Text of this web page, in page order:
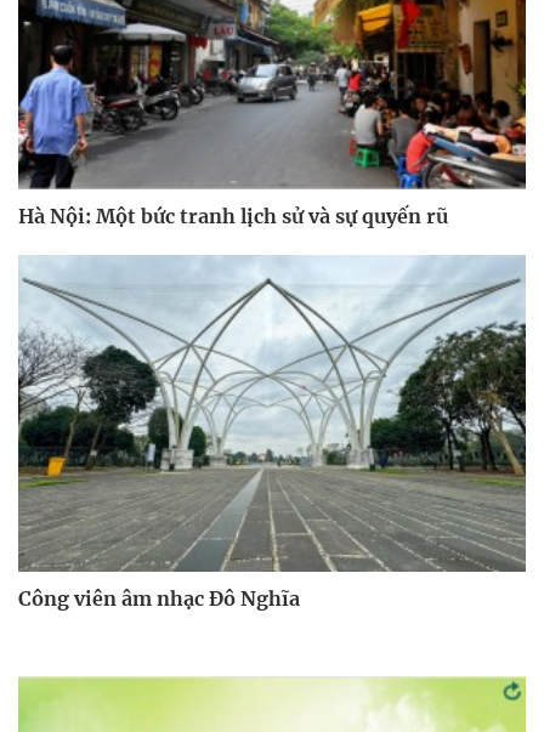
Hà Nội: Một bức tranh lịch sử và sự quyến rũ
Công viên âm nhạc Đô Nghĩa